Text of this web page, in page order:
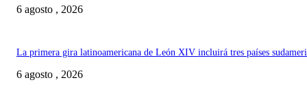
6 agosto , 2026
La primera gira latinoamericana de León XIV incluirá tres países
6 agosto , 2026